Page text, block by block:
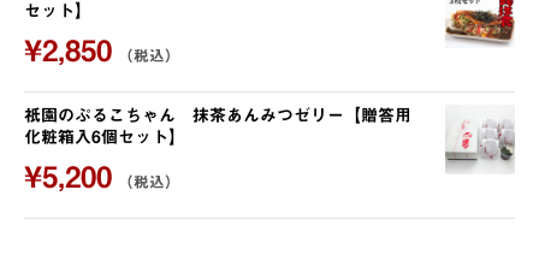
セット】
¥2,850 （税込）
祇園のぷるこちゃん 抹茶あんみつゼリー【贈答用
化粧箱入6個セット】
¥5,200 （税込）